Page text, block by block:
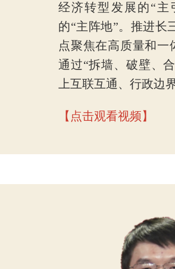
经济转型发展的“主
的“主阵地”。推进长
点聚焦在高质量和一
通过“拆墙、破壁、
上互联互通、行政边
【点击观看视频】